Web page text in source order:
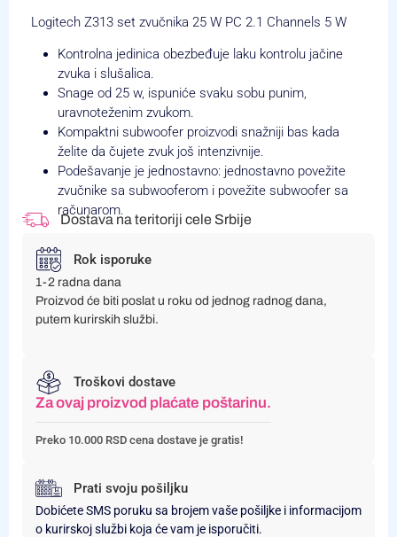
Logitech Z313 set zvučnika 25 W PC 2.1 Channels 5 W
Kontrolna jedinica obezbeđuje laku kontrolu jačine
zvuka i slušalica.
Snage od 25 w, ispuniće svaku sobu punim,
uravnoteženim zvukom.
Kompaktni subwoofer proizvodi snažniji bas kada
želite da čujete zvuk još intenzivnije.
Podešavanje je jednostavno: jednostavno povežite
zvučnike sa subwooferom i povežite subwoofer sa
računarom.
Dostava na teritoriji cele Srbije
Rok isporuke
1-2 radna dana
Proizvod će biti poslat u roku od jednog radnog dana,
putem kurirskih službi.
Troškovi dostave
Za ovaj proizvod plaćate poštarinu.
Preko 10.000 RSD cena dostave je gratis!
Prati svoju pošiljku
Dobićete SMS poruku sa brojem vaše pošiljke i informacijom
o kurirskoj službi koja će vam je isporučiti.